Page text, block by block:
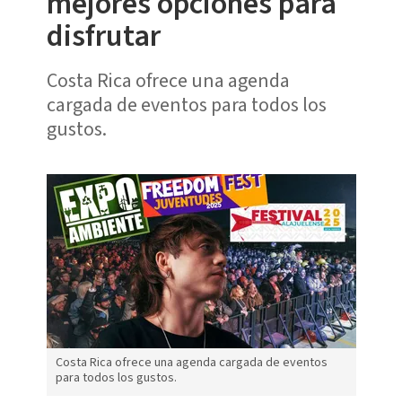
disfrutar
Costa Rica ofrece una agenda
cargada de eventos para todos los
gustos.
Costa Rica ofrece una agenda cargada de eventos
para todos los gustos.